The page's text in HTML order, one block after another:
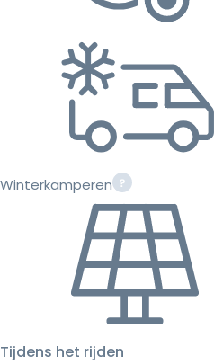
Winterkamperen
Tijdens het rijden